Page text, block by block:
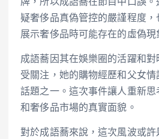
牌，所以成語蕎在節目中口誤
疑奢侈品真偽管控的嚴謹程度
展示奢侈品時可能存在的虛偽現
成語蕎因其在娛樂圈的活躍和
受關注，她的購物經歷和父女
話題之一。這次事件讓人重新
和奢侈品市場的真實面貌。
對於成語蕎來說，這次風波或許